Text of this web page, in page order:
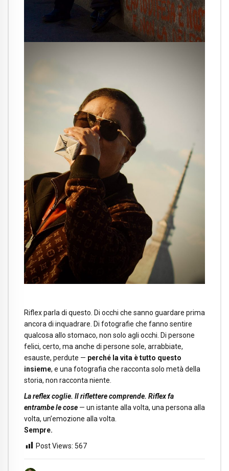
Riflex parla di questo. Di occhi che sanno guardare prima
ancora di inquadrare. Di fotografie che fanno sentire
qualcosa allo stomaco, non solo agli occhi. Di persone
felici, certo, ma anche di persone sole, arrabbiate,
esauste, perdute — perché la vita è tutto questo
insieme, e una fotografia che racconta solo metà della
storia, non racconta niente.
La reflex coglie. Il riflettere comprende. Riflex fa
entrambe le cose — un istante alla volta, una persona alla
volta, un’emozione alla volta.
Sempre.
Post Views: 567